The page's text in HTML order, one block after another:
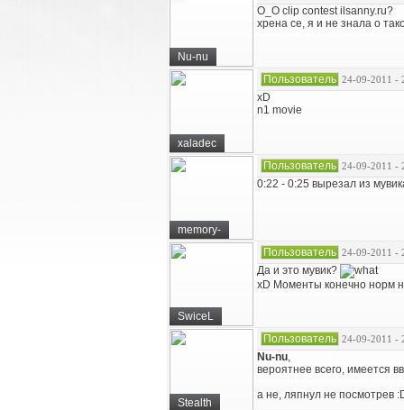
Nu-nu
O_O clip contest ilsanny.ru?
хрена се, я и не знала о
xaladec
Пользователь 24-09-2011 -
xD
n1 movie
memory-
Пользователь 24-09-2011 -
0:22 - 0:25 вырезал из
SwiceL
Пользователь 24-09-2011 -
Да и это мувик?
xD Моменты конечно норм
Stealth
Пользователь 24-09-2011 -
Nu-nu,
вероятнее всего, имеется
а не, ляпнул не посмотрев